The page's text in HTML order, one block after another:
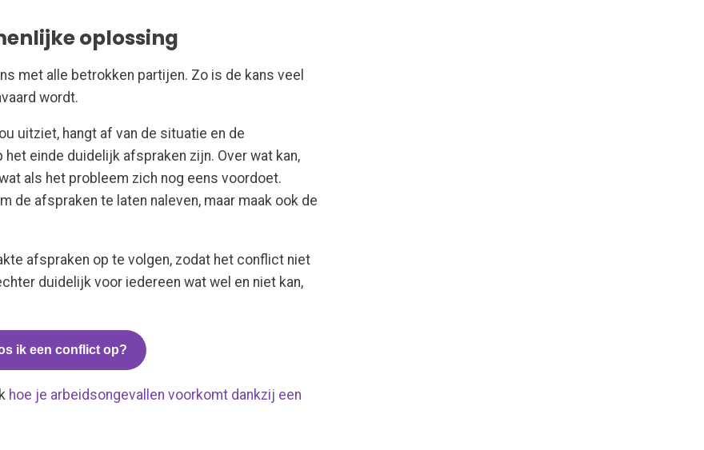
oplossing
met alle betrokken partijen. Zo is de kans veel
wordt.
uitziet, hangt af van de situatie en de
einde duidelijk afspraken zijn. Over wat kan,
als het probleem zich nog eens voordoet.
de afspraken te laten naleven, maar maak ook de
afspraken op te volgen, zodat het conflict niet
duidelijk voor iedereen wat wel en niet kan,
ik een conflict op?
hoe je arbeidsongevallen voorkomt dankzij een